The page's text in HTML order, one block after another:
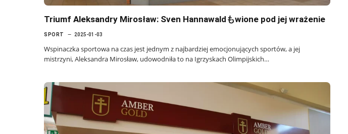
Triumf Aleksandry Mirosław: Sven Hannawaldもwione pod jej wrażenie
SPORT 2025-01-03
Wspinaczka sportowa na czas jest jednym z najbardziej emocjonujących sportów, a jej
mistrzyni, Aleksandra Mirosław, udowodniła to na Igrzyskach Olimpijskich…